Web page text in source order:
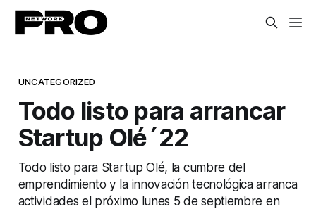
UNCATEGORIZED
Todo listo para arrancar
Startup Olé´22
Todo listo para Startup Olé, la cumbre del
emprendimiento y la innovación tecnológica arranca
actividades el próximo lunes 5 de septiembre en